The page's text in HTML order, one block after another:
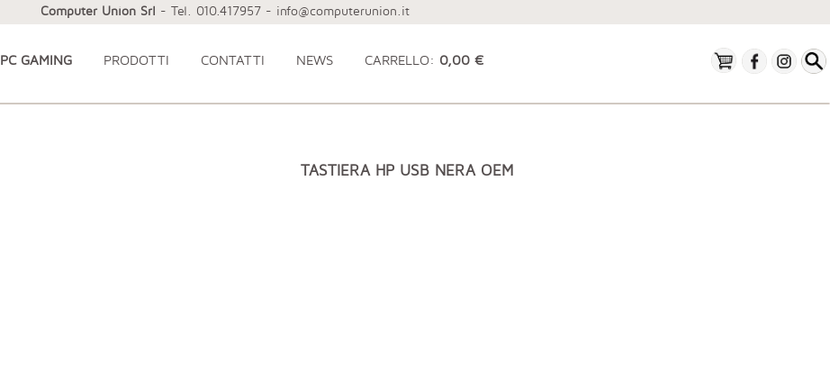
Computer Union Srl - Tel. 010.417957 - info@computerunion.it
PC GAMING PRODOTTI CONTATTI NEWS CARRELLO: 0,00 €
TASTIERA HP USB NERA OEM